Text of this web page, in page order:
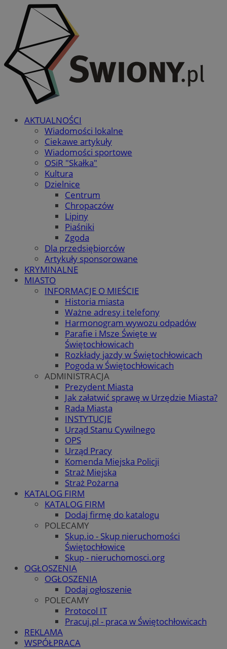
AKTUALNOŚCI
Wiadomości lokalne
Ciekawe artykuły
Wiadomości sportowe
OSiR "Skałka"
Kultura
Dzielnice
Centrum
Chropaczów
Lipiny
Piaśniki
Zgoda
Dla przedsiębiorców
Artykuły sponsorowane
KRYMINALNE
MIASTO
INFORMACJE O MIEŚCIE
Historia miasta
Ważne adresy i telefony
Harmonogram wywozu odpadów
Parafie i Msze Święte w
Świętochłowicach
Rozkłady jazdy w Świętochłowicach
Pogoda w Świętochłowicach
ADMINISTRACJA
Prezydent Miasta
Jak załatwić sprawę w Urzędzie Miasta?
Rada Miasta
INSTYTUCJE
Urząd Stanu Cywilnego
OPS
Urząd Pracy
Komenda Miejska Policji
Straż Miejska
Straż Pożarna
KATALOG FIRM
KATALOG FIRM
Dodaj firmę do katalogu
POLECAMY
Skup.io - Skup nieruchomości
Świętochłowice
Skup - nieruchomosci.org
OGŁOSZENIA
OGŁOSZENIA
Dodaj ogłoszenie
POLECAMY
Protocol IT
Pracuj.pl - praca w Świętochłowicach
REKLAMA
WSPÓŁPRACA